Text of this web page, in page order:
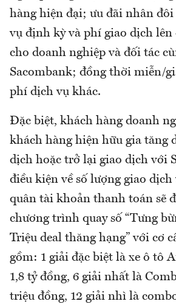
hàng hiện đại; ưu đãi nhân
vụ định kỳ và phí giao dịch lên
cho doanh nghiệp và đối tác
Sacombank; đồng thời miễn/
phí dịch vụ khác.
Đặc biệt, khách hàng doanh
khách hàng hiện hữu gia tăng
dịch hoặc trở lại giao dịch với
điều kiện về số lượng giao
quân tài khoản thanh toán sẽ
chương trình quay số “Tưng
Triệu deal thăng hạng” với cơ
gồm: 1 giải đặc biệt là xe ô tô
1,8 tỷ đồng, 6 giải nhất là
triệu đồng, 12 giải nhì là